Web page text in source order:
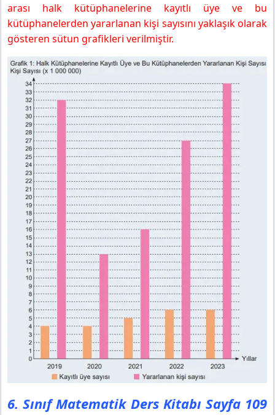
arası halk kütüphanelerine kayıtlı üye ve bu
kütüphanelerden yararlanan kişi sayısını yaklaşık olarak
gösteren sütun grafikleri verilmiştir.
6. Sınıf Matematik Ders Kitabı Sayfa 109